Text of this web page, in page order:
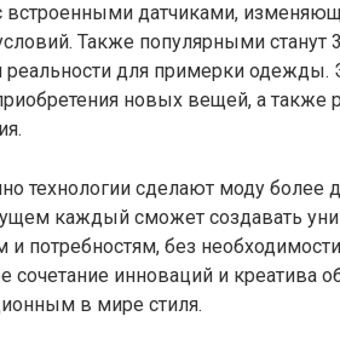
встроенными датчиками,
Также популярными станут
реальности для примерки одежды.
новых вещей, а также
технологии сделают моду более
каждый сможет создавать
потребностям, без
инноваций и креатива
в мире стиля.